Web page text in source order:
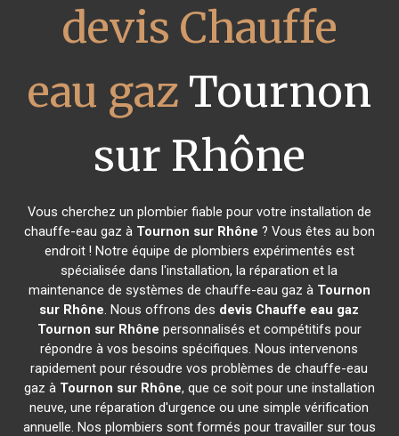
devis Chauffe
eau gaz Tournon
sur Rhône
Vous cherchez un plombier fiable pour votre installation de
chauffe-eau gaz à Tournon sur Rhône ? Vous êtes au bon
endroit ! Notre équipe de plombiers expérimentés est
spécialisée dans l'installation, la réparation et la
maintenance de systèmes de chauffe-eau gaz à Tournon
sur Rhône. Nous offrons des devis Chauffe eau gaz
Tournon sur Rhône personnalisés et compétitifs pour
répondre à vos besoins spécifiques. Nous intervenons
rapidement pour résoudre vos problèmes de chauffe-eau
gaz à Tournon sur Rhône, que ce soit pour une installation
neuve, une réparation d'urgence ou une simple vérification
annuelle. Nos plombiers sont formés pour travailler sur tous